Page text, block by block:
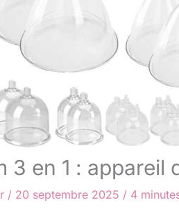
3 en 1 :
/ 20 septembre 2025 / 4